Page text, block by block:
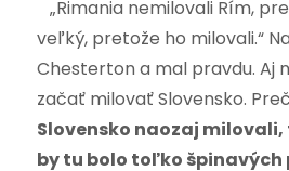
„Rimania nemilovali Rím,
veľký, pretože ho milovali.“
Chesterton a mal pravdu. Aj
začať milovať Slovensko.
Slovensko naozaj
by tu bolo toľko